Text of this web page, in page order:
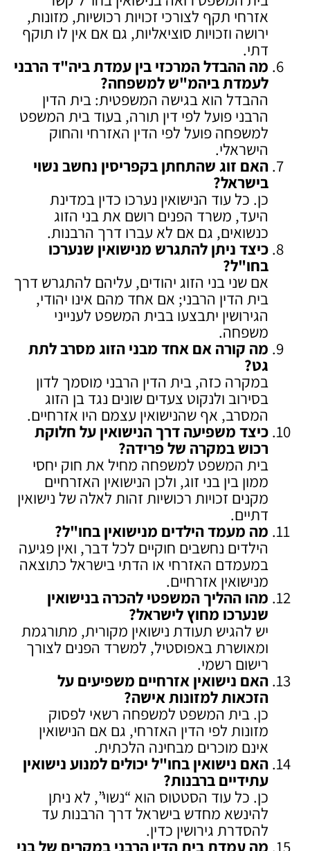
אזרחי תקף לצורכי זכויות רכושיות, מזונות,
ירושה וזכויות סוציאליות, גם אם אין לו תוקף
דתי.
מה ההבדל המרכזי בין עמדת ביה"ד הרבני
לעמדת ביהמ"ש למשפחה?
ההבדל הוא בגישה המשפטית: בית הדין
הרבני פועל לפי דין תורה, בעוד בית המשפט
למשפחה פועל לפי הדין האזרחי והחוק
הישראלי.
האם זוג שהתחתן בקפריסין נחשב נשוי
בישראל?
כן. כל עוד הנישואין נערכו כדין במדינת
היעד, משרד הפנים רושם את בני הזוג
כנשואים, גם אם לא עברו דרך הרבנות.
כיצד ניתן להתגרש מנישואין שנערכו
בחו"ל?
אם שני בני הזוג יהודים, עליהם להתגרש דרך
בית הדין הרבני; אם אחד מהם אינו יהודי,
הגירושין יתבצעו בבית המשפט לענייני
משפחה.
מה קורה אם אחד מבני הזוג מסרב לתת
גט?
במקרה כזה, בית הדין הרבני מוסמך לדון
בסירוב ולנקוט צעדים שונים נגד בן הזוג
המסרב, אף שהנישואין עצמם היו אזרחיים.
כיצד משפיעה דרך הנישואין על חלוקת
רכוש במקרה של פרידה?
בית המשפט למשפחה מחיל את חוק יחסי
ממון בין בני זוג, ולכן הנישואין האזרחיים
מקנים זכויות רכושיות זהות לאלה של נישואין
דתיים.
מה מעמד הילדים מנישואין בחו"ל?
הילדים נחשבים חוקיים לכל דבר, ואין פגיעה
במעמדם האזרחי או הדתי בישראל כתוצאה
מנישואין אזרחיים.
מהו ההליך המשפטי להכרה בנישואין
שנערכו מחוץ לישראל?
יש להגיש תעודת נישואין מקורית, מתורגמת
ומאושרת באפוסטיל, למשרד הפנים לצורך
רישום רשמי.
האם נישואין אזרחיים משפיעים על
הזכאות למזונות אישה?
כן. בית המשפט למשפחה רשאי לפסוק
מזונות לפי הדין האזרחי, גם אם הנישואין
אינם מוכרים מבחינה הלכתית.
האם נישואין בחו"ל יכולים למנוע נישואין
עתידיים ברבנות?
כן. כל עוד הסטטוס הוא “נשוי”, לא ניתן
להינשא מחדש בישראל דרך הרבנות עד
להסדרת גירושין כדין.
מה עמדת בית הדין הרבני במקרים של בני